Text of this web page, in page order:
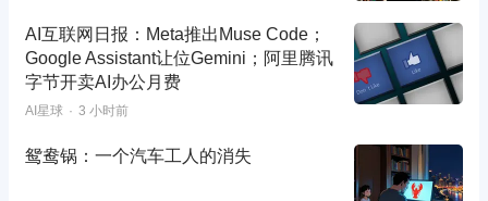
AI互联网日报：Meta推出Muse Code；
Google Assistant让位Gemini；阿里腾讯
字节开卖AI办公月费
AI星球 3 小时前
鸳鸯锅：一个汽车工人的消失